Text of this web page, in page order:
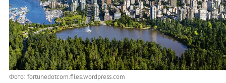
Фото: fortunedotcom.files.wordpress.com